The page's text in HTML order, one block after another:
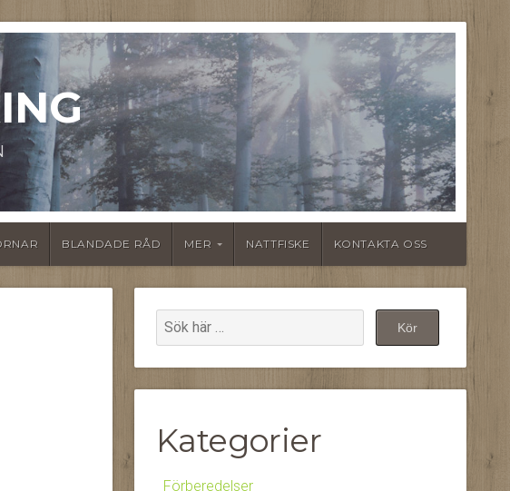
BLANDADE RÅD MER NATTFISKE KONTAKTA OSS
Kategorier
Förberedelser